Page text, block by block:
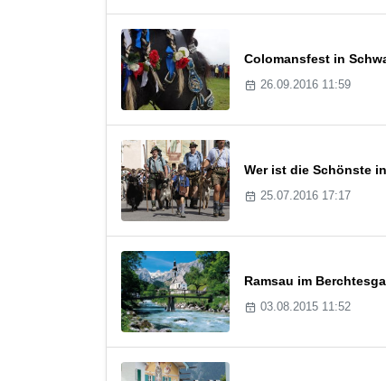
Colomansfest in
26.09.2016 11:59
Wer ist die Schönste
25.07.2016 17:17
Ramsau im
03.08.2015 11:52